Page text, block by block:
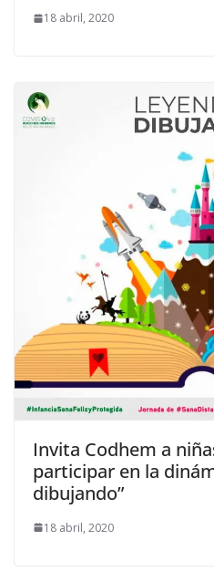
18 abril, 2020
Invita Codhem a
participar en la
dibujando”
18 abril, 2020